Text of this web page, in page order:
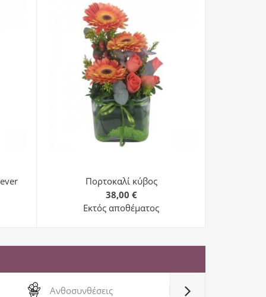
Πορτοκαλί κύβος
38,00 €
Εκτός αποθέματος
Ανθοσυνθέσεις